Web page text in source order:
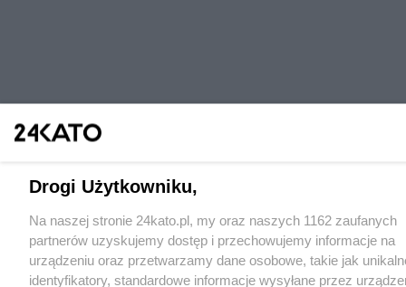
Drogi Użytkowniku,
Na naszej stronie 24kato.pl, my oraz naszych 1162 zaufanych
partnerów uzyskujemy dostęp i przechowujemy informacje na
urządzeniu oraz przetwarzamy dane osobowe, takie jak
identyfikatory, standardowe informacje wysyłane przez